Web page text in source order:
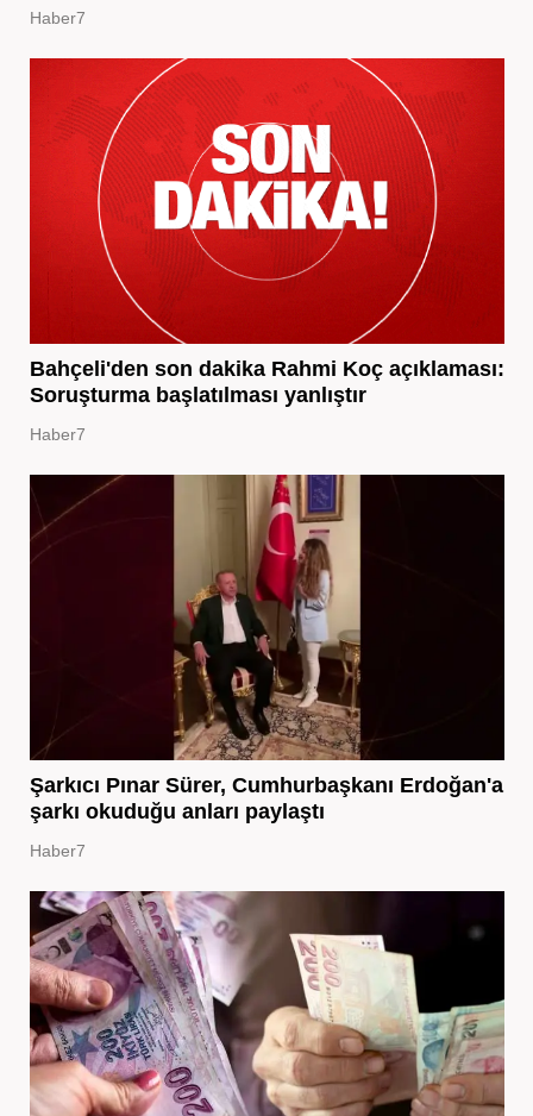
Haber7
Bahçeli'den son dakika Rahmi Koç açıklaması:
Soruşturma başlatılması yanlıştır
Haber7
Şarkıcı Pınar Sürer, Cumhurbaşkanı Erdoğan'a
şarkı okuduğu anları paylaştı
Haber7